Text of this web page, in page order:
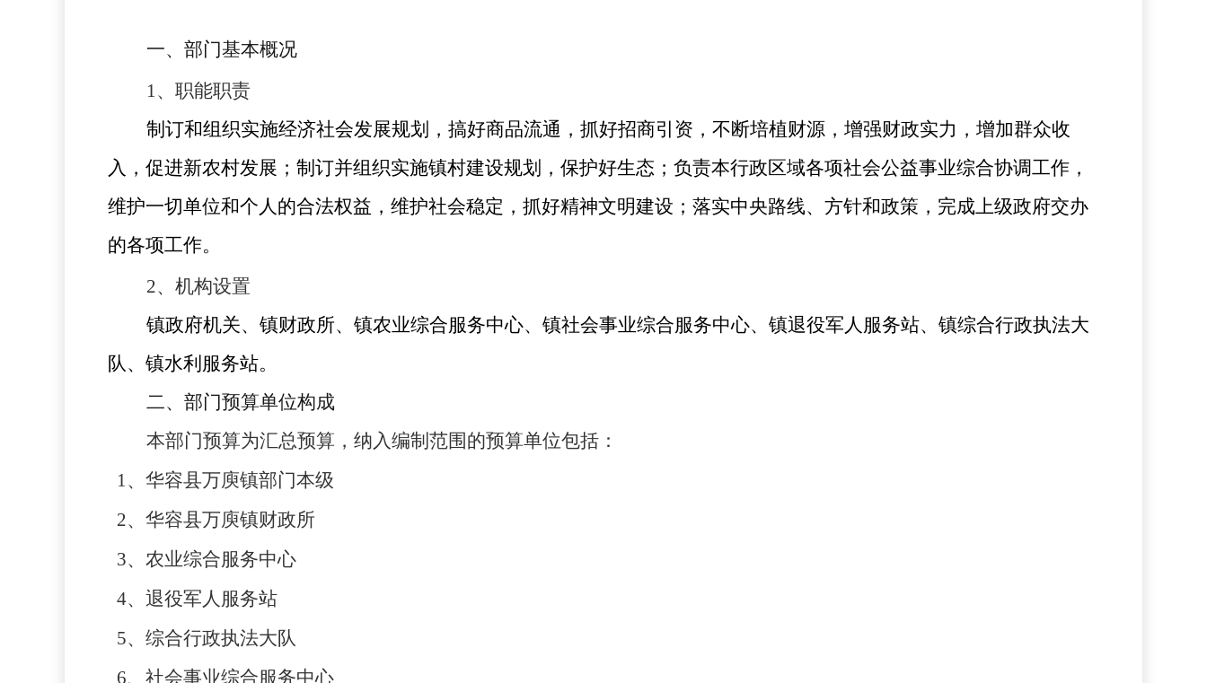
一、部门基本概况
1、职能职责
制订和组织实施经济社会发展规划，搞好商品流通，抓好招商引资，不断培植财源，增强财政实力，增加群众收
入，促进新农村发展；制订并组织实施镇村建设规划，保护好生态；负责本行政区域各项社会公益事业综合协调工作，
维护一切单位和个人的合法权益，维护社会稳定，抓好精神文明建设；落实中央路线、方针和政策，完成上级政府交办
的各项工作。
2、机构设置
镇政府机关、镇财政所、镇农业综合服务中心、镇社会事业综合服务中心、镇退役军人服务站、镇综合行政执法大
队、镇水利服务站。
二、部门预算单位构成
本部门预算为汇总预算，纳入编制范围的预算单位包括：
1、华容县万庾镇部门本级
2、华容县万庾镇财政所
3、农业综合服务中心
4、退役军人服务站
5、综合行政执法大队
6、社会事业综合服务中心